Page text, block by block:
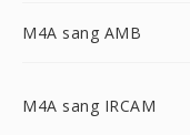
M4A sang AMB
M4A sang IRCAM